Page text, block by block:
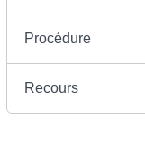
Procédure
Recours